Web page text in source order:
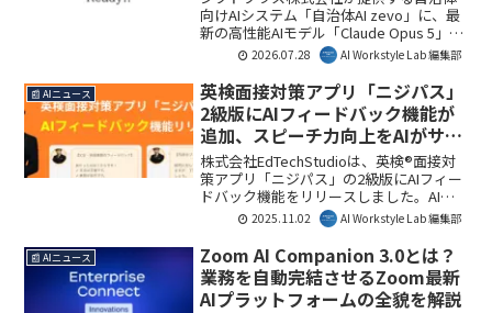
注目しています。
向けAIシステム「自治体AI zevo」に、最
新の高性能AIモデル「Claude Opus 5」が
追加されました。これにより、自治体業
務における複雑な文書作成や法令調査の
効率が飛躍的に向上する見込みです。AI
Workstyle Lab編集部としては、自治体
DX推進の新たな一歩と見ています。
2026.07.28 AI Workstyle Lab 編集部
📰 AIニュース
英検面接対策アプリ「ニジパス」
2級版にAIフィードバック機能が
追加、スピーチ力向上をAIがサポ
ート
株式会社EdTechStudioは、英検®面接対
策アプリ「ニジパス」の2級版にAIフィー
ドバック機能をリリースしました。AI音
声認識技術とChatGPTを活用し、利用者
の発話内容について文法や内容面での具
体的なアドバイスを提供します。
2025.11.02 AI Workstyle Lab 編集部
📰 AIニュース
Zoom AI Companion 3.0とは？
業務を自動完結させるZoom最新
AIプラットフォームの全貌を解説